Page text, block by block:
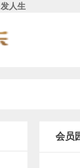
人生
会员